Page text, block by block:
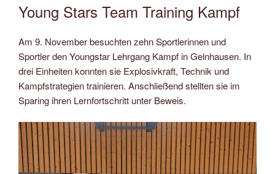
Young Stars Team Training Kampf
Am 9. November besuchten zehn Sportlerinnen und
Sportler den Youngstar Lehrgang Kampf in Gelnhausen. In
drei Einheiten konnten sie Explosivkraft, Technik und
Kampfstrategien trainieren. Anschließend stellten sie im
Sparing ihren Lernfortschritt unter Beweis.